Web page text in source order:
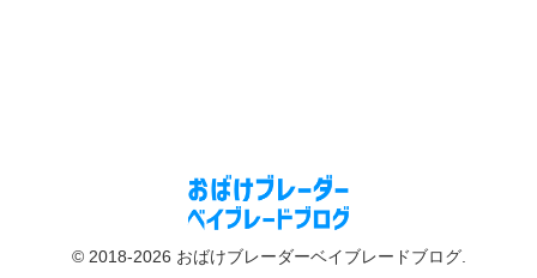
© 2018-2026 おばけブレーダーベイブレードブログ.